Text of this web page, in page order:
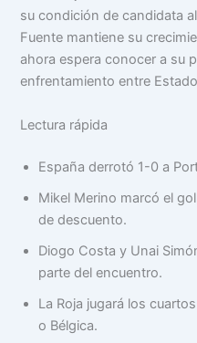
su condición de candidata
Fuente mantiene su
ahora espera conocer a su
enfrentamiento entre
Lectura rápida
España derrotó 1-0 a
Mikel Merino marcó el
de descuento.
Diogo Costa y Unai
parte del encuentro.
La Roja jugará los
o Bélgica.